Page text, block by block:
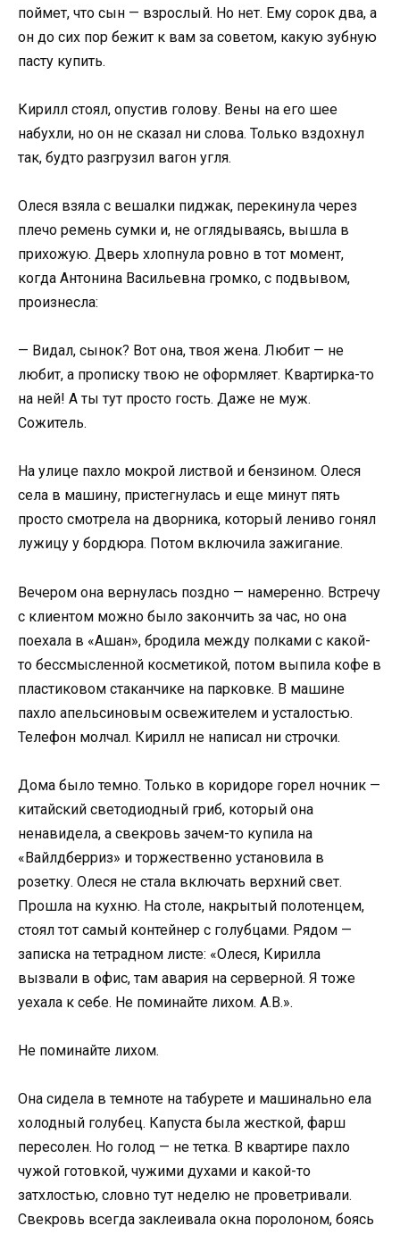
поймет, что сын — взрослый. Но нет. Ему сорок два, а
он до сих пор бежит к вам за советом, какую зубную
пасту купить.
Кирилл стоял, опустив голову. Вены на его шее
набухли, но он не сказал ни слова. Только вздохнул
так, будто разгрузил вагон угля.
Олеся взяла с вешалки пиджак, перекинула через
плечо ремень сумки и, не оглядываясь, вышла в
прихожую. Дверь хлопнула ровно в тот момент,
когда Антонина Васильевна громко, с подвывом,
произнесла:
— Видал, сынок? Вот она, твоя жена. Любит — не
любит, а прописку твою не оформляет. Квартирка-то
на ней! А ты тут просто гость. Даже не муж.
Сожитель.
На улице пахло мокрой листвой и бензином. Олеся
села в машину, пристегнулась и еще минут пять
просто смотрела на дворника, который лениво гонял
лужицу у бордюра. Потом включила зажигание.
Вечером она вернулась поздно — намеренно. Встречу
с клиентом можно было закончить за час, но она
поехала в «Ашан», бродила между полками с какой-
то бессмысленной косметикой, потом выпила кофе в
пластиковом стаканчике на парковке. В машине
пахло апельсиновым освежителем и усталостью.
Телефон молчал. Кирилл не написал ни строчки.
Дома было темно. Только в коридоре горел ночник —
китайский светодиодный гриб, который она
ненавидела, а свекровь зачем-то купила на
«Вайлдберриз» и торжественно установила в
розетку. Олеся не стала включать верхний свет.
Прошла на кухню. На столе, накрытый полотенцем,
стоял тот самый контейнер с голубцами. Рядом —
записка на тетрадном листе: «Олеся, Кирилла
вызвали в офис, там авария на серверной. Я тоже
уехала к себе. Не поминайте лихом. А.В.».
Не поминайте лихом.
Она сидела в темноте на табурете и машинально ела
холодный голубец. Капуста была жесткой, фарш
пересолен. Но голод — не тетка. В квартире пахло
чужой готовкой, чужими духами и какой-то
затхлостью, словно тут неделю не проветривали.
Свекровь всегда заклеивала окна поролоном, боясь